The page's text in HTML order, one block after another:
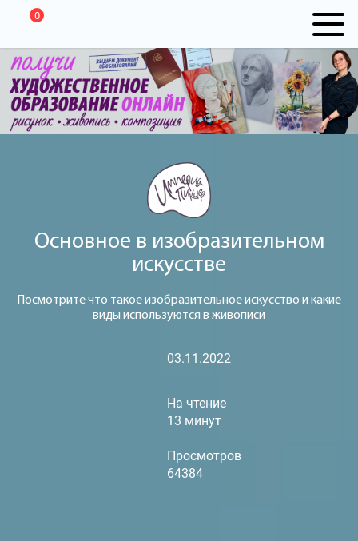
0
Основное в изобразительном
искусстве
Посмотрите что такое изобразительное искусство и какие
виды используются в живописи
03.11.2022
На чтение
13 минут
Просмотров
64384